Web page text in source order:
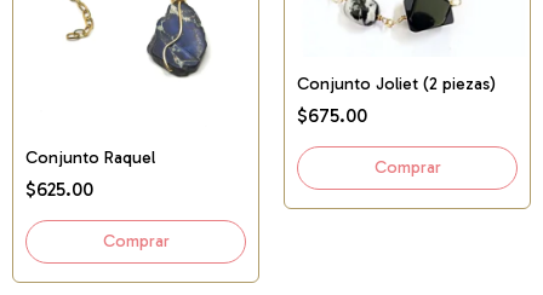
Conjunto Raquel
$625.00
Conjunto Joliet (2 piezas)
$675.00